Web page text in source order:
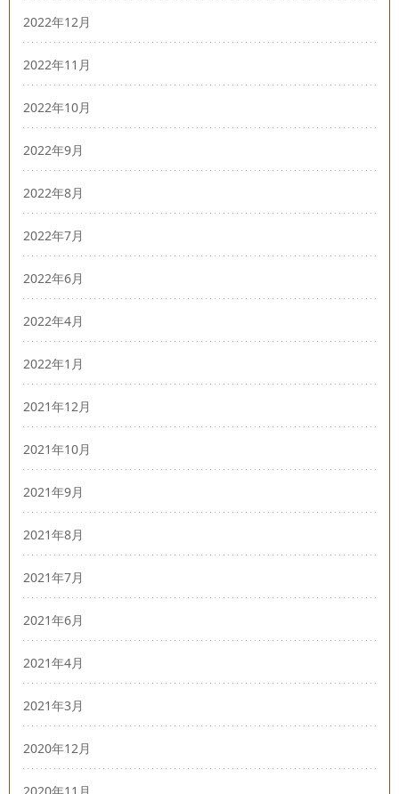
2022年12月
2022年11月
2022年10月
2022年9月
2022年8月
2022年7月
2022年6月
2022年4月
2022年1月
2021年12月
2021年10月
2021年9月
2021年8月
2021年7月
2021年6月
2021年4月
2021年3月
2020年12月
2020年11月